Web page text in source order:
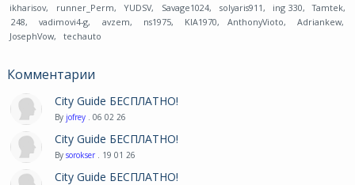
ikharisov, runner_Perm, YUDSV, Savage1024, solyaris911, ing 330, Tamtek,
248, vadimovi4-g, avzem, ns1975, KIA1970, AnthonyVioto, Adriankew,
JosephVow, techauto
Комментарии
City Guide БЕСПЛАТНО!
By jofrey . 06 02 26
City Guide БЕСПЛАТНО!
By sorokser . 19 01 26
City Guide БЕСПЛАТНО!